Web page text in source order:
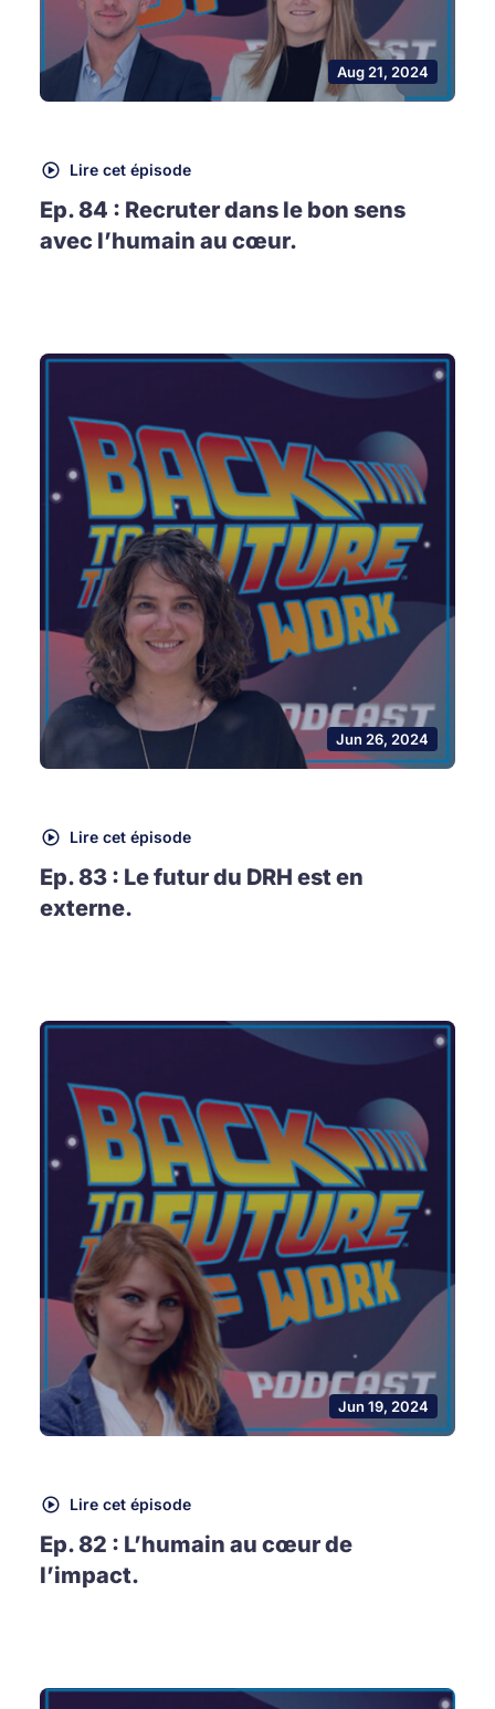
Aug 21, 2024
Lire cet épisode
Ep. 84 : Recruter dans le bon sens
avec l’humain au cœur.
Jun 26, 2024
Lire cet épisode
Ep. 83 : Le futur du DRH est en
externe.
Jun 19, 2024
Lire cet épisode
Ep. 82 : L’humain au cœur de
l’impact.